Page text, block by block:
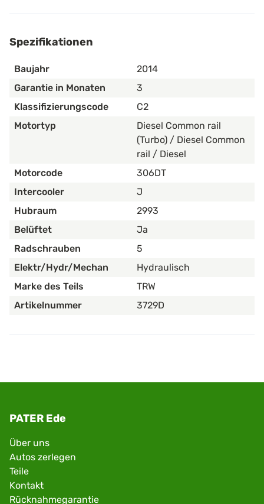
Spezifikationen
Baujahr
2014
Garantie in Monaten
3
Klassifizierungscode
C2
Motortyp
Diesel Common rail
(Turbo) / Diesel Common
rail / Diesel
Motorcode
306DT
Intercooler
J
Hubraum
2993
Belüftet
Ja
Radschrauben
5
Elektr/Hydr/Mechan
Hydraulisch
Marke des Teils
TRW
Artikelnummer
3729D
PATER Ede
Über uns
Autos zerlegen
Teile
Kontakt
Rücknahmegarantie